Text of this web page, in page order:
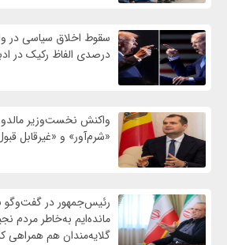
درصدی الفاظ رکیک در
واکنش نخست‌وزیر
«شرم‌آور» و «غیرقابل
رئیس‌جمهور در گفت‌وگو
مانده‌ایم به‌خاطر مردم
گلایه‌مندان هم همراهی